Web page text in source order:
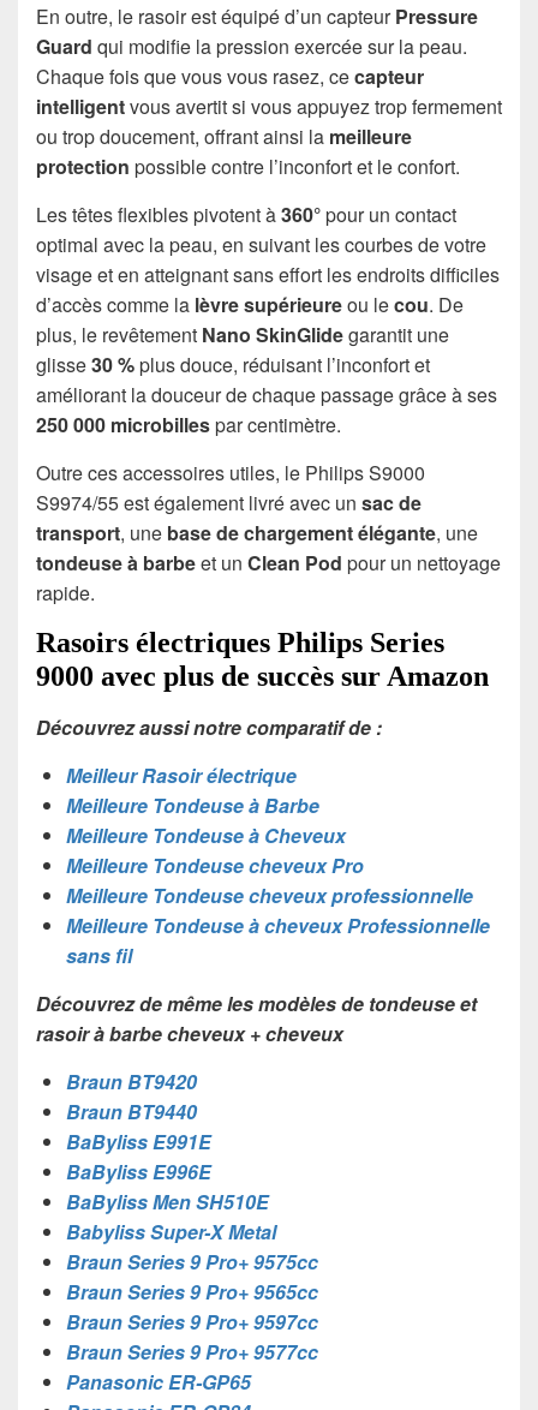
En outre, le rasoir est équipé d’un capteurPressure
Guard qui modifie la pression exercée sur la peau.
Chaque fois que vous vous rasez, cecapteur
intelligentvous avertit si vous appuyez trop fermement
ou trop doucement, offrant ainsi la meilleure
protection possible contre l’inconfort et le confort.
Les têtes flexibles pivotent à360°pour un contact
optimal avec la peau, en suivant les courbes de votre
visage et en atteignant sans effort les endroits difficiles
d’accès comme la lèvre supérieureou lecou. De
plus, le revêtement Nano SkinGlidegarantit une
glisse30 %plus douce, réduisant l’inconfort et
améliorant la douceur de chaque passage grâce à ses
250 000 microbillespar centimètre.
Outre ces accessoires utiles, le Philips S9000
S9974/55 est également livré avec un sac de
transport, une base de chargement élégante, une
tondeuse à barbeet un Clean Pod pour un nettoyage
rapide.
Rasoirs électriques Philips Series
9000 avec plus de succès sur Amazon
Découvrez aussi notre comparatif de :
Meilleur Rasoir électrique
Meilleure Tondeuse à Barbe
Meilleure Tondeuse à Cheveux
Meilleure Tondeuse cheveux Pro
Meilleure Tondeuse cheveux professionnelle
Meilleure Tondeuse à cheveux Professionnelle
sans fil
Découvrez de même les modèles de tondeuse et
rasoir à barbe cheveux + cheveux
Braun BT9420
Braun BT9440
BaByliss E991E
BaByliss E996E
BaByliss Men SH510E
Babyliss Super-X Metal
Braun Series 9 Pro+ 9575cc
Braun Series 9 Pro+ 9565cc
Braun Series 9 Pro+ 9597cc
Braun Series 9 Pro+ 9577cc
Panasonic ER-GP65